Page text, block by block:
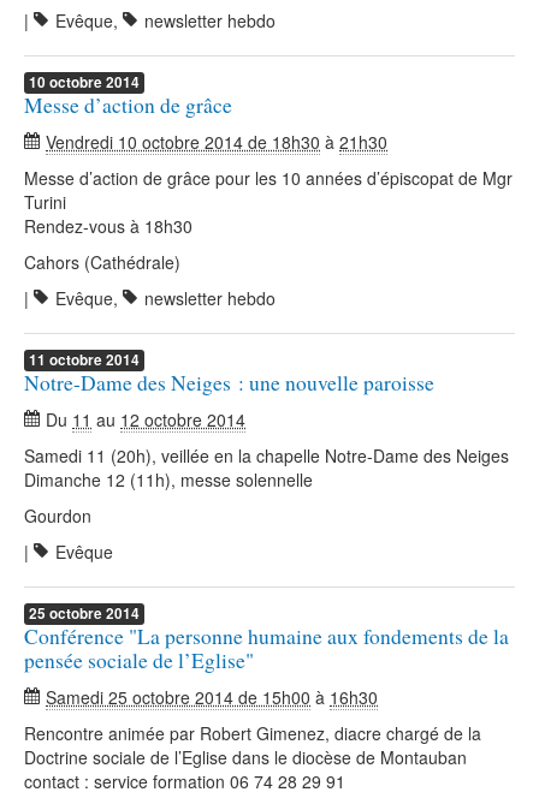
|
Evêque, newsletter hebdo
10 octobre2014
Messe d’action de grâce
Vendredi 10 octobre 2014 de 18h30 à 21h30
Messe d’action de grâce pour les 10 années d’épiscopat de Mgr
Turini
Rendez-vous à 18h30
Cahors (Cathédrale)
|
Evêque, newsletter hebdo
11 octobre2014
Notre-Dame des Neiges : une nouvelle paroisse
Du 11 au 12 octobre 2014
Samedi 11 (20h), veillée en la chapelle Notre-Dame des Neiges
Dimanche 12 (11h), messe solennelle
Gourdon
|
Evêque
25 octobre2014
Conférence "La personne humaine aux fondements de la
pensée sociale de l’Eglise"
Samedi 25 octobre 2014 de 15h00 à 16h30
Rencontre animée par Robert Gimenez, diacre chargé de la
Doctrine sociale de l’Eglise dans le diocèse de Montauban
contact : service formation 06 74 28 29 91